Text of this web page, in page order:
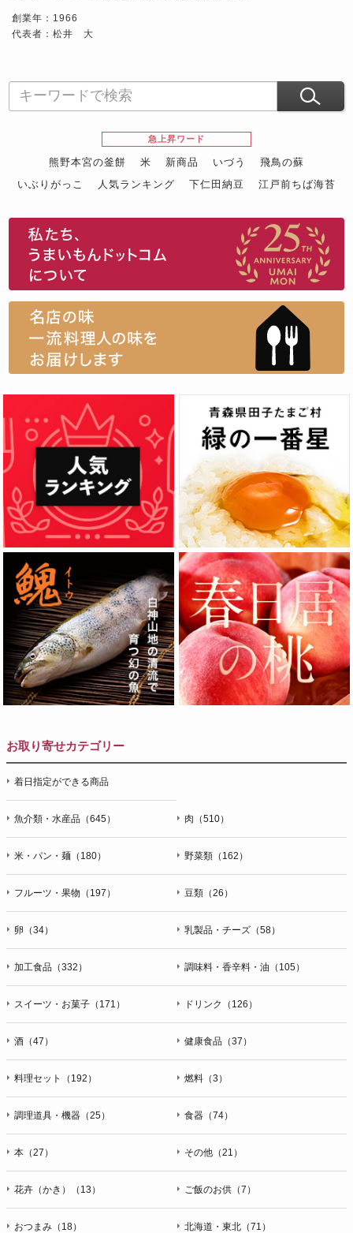
創業年：1966
代表者：松井 大
急上昇ワード
熊野本宮の釜餅 米 新商品 いづう
飛鳥の蘇
いぶりがっこ
人気ランキング 下仁田納豆
江戸前ちば海苔
お取り寄せカテゴリー
着日指定ができる商品
魚介類・水産品（645） 肉（510）
米・パン・麺（180） 野菜類（162）
フルーツ・果物（197） 豆類（26）
卵（34） 乳製品・チーズ（58）
加工食品（332） 調味料・香辛料・油（105）
スイーツ・お菓子（171） ドリンク（126）
酒（47） 健康食品（37）
料理セット（192） 燃料（3）
調理道具・機器（25） 食器（74）
本（27） その他（21）
花卉（かき）（13） ご飯のお供（7）
おつまみ（18） 北海道・東北（71）